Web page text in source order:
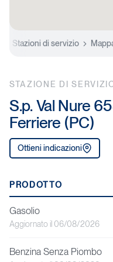
Stazioni di servizio
STAZIONE DI
S.p. Val Nure
Ferriere (PC)
Ottieni indicazioni
P
r
o
PRODOTTO
Gasolio
Aggiornato il 06/08/2026
Benzina Senza Piombo